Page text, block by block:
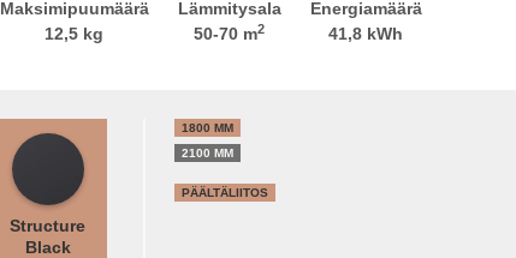
Maksimipuumäärä
12,5 kg
Lämmitysala
50-70 m2
Energiamäärä
41,8 kWh
Structure
Black
1800 MM
2100 MM
PÄÄLTÄLIITOS